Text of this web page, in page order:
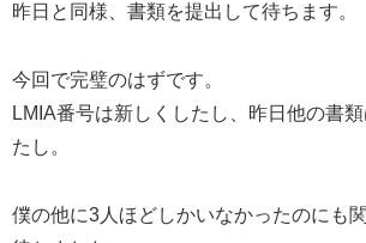
昨日と同様、書類を提出して待ちます。
今回で完璧のはずです。
LMIA番号は新しくしたし、昨日他の書
たし。
僕の他に3人ほどしかいなかったのにも